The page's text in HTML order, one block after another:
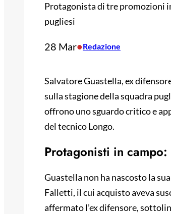
Protagonista di tre promozioni
pugliesi
28 Mar•Redazione
Salvatore Guastella, ex
sulla stagione della squadra
offrono uno sguardo critico e
del tecnico Longo.
Protagonisti in
Guastella non ha nascosto la
Falletti, il cui acquisto aveva
affermato l’ex difensore,